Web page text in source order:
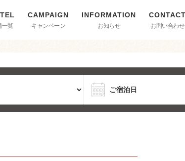
一覧 キャンペーン お知らせ お問い合わせ